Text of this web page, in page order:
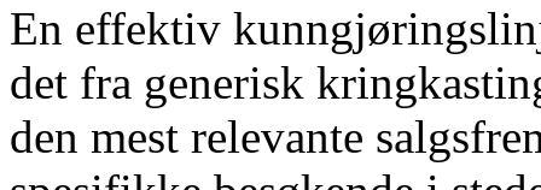
En effektiv
det fra generisk
den mest relevante